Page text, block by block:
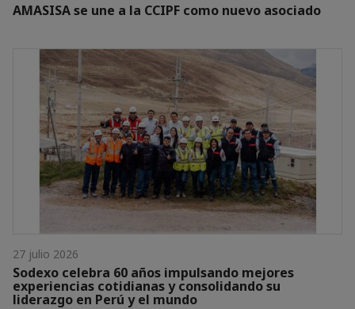
AMASISA se une a la CCIPF como nuevo asociado
27 julio 2026
Sodexo celebra 60 años impulsando mejores
experiencias cotidianas y consolidando su
liderazgo en Perú y el mundo